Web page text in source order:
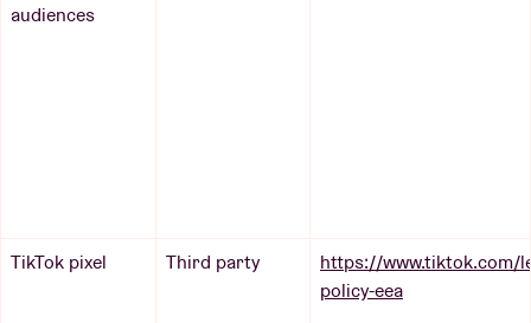
audiences
TikTok pixel Third party
https://www.tiktok.com/
policy-eea